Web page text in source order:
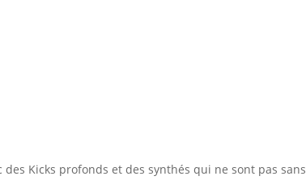
Kicks profonds et des synthés qui ne sont pas sans